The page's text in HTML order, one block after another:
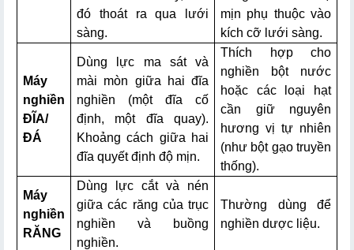
đó thoát ra qua lưới
sàng.
mịn phụ thuộc vào
kích cỡ lưới sàng.
Máy
nghiền
ĐĨA/
ĐÁ
Dùng lực ma sát và
mài mòn giữa hai đĩa
nghiền (một đĩa cố
định, một đĩa quay).
Khoảng cách giữa hai
đĩa quyết định độ mịn.
Thích hợp cho
nghiền bột nước
hoặc các loại hạt
cần giữ nguyên
hương vị tự nhiên
(như bột gạo truyền
thống).
Máy
nghiền
RĂNG
Dùng lực cắt và nén
giữa các răng của trục
nghiền và buồng
nghiền.
Thường dùng để
nghiền dược liệu.